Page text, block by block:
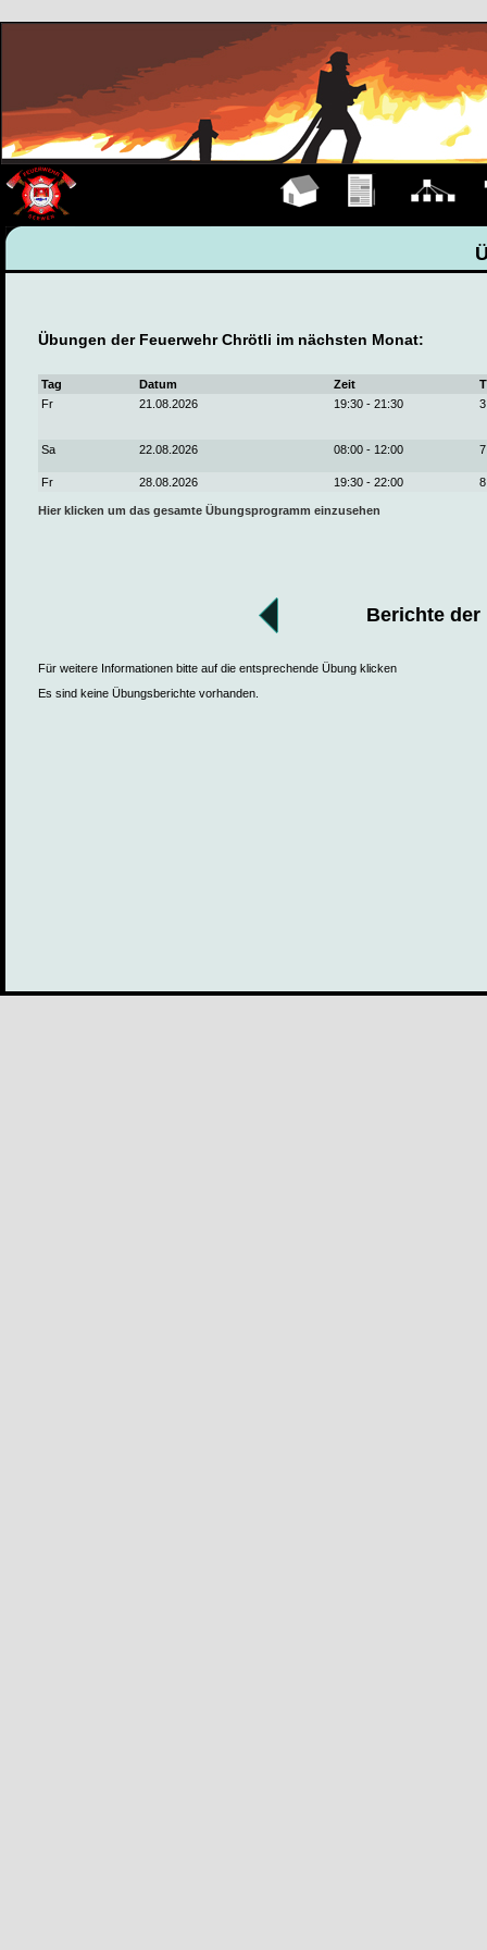
Übungen der Feuerwehr Chrötli im nächsten Monat:
Tag Datum Zeit
Fr
21.08.2026 19:30 - 21:30
Sa 22.08.2026 08:00 - 12:00
Fr 28.08.2026 19:30 - 22:00
Hier klicken um das gesamte Übungsprogramm einzusehen
Berichte der
Für weitere Informationen bitte auf die entsprechende Übung klicken
Es sind keine Übungsberichte vorhanden.